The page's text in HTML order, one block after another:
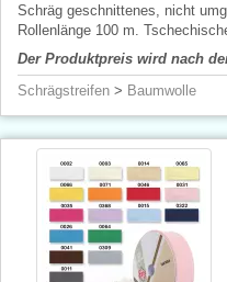
Schräg geschnittenes, nicht
Rollenlänge 100 m.
Der Produktpreis wird nach
Schrägstreifen > Baumwolle